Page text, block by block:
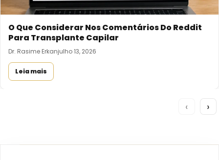
O Que Considerar Nos Comentários Do Reddit
Para Transplante Capilar
Dr. Rasime Erkanjulho 13, 2026
Leia mais
‹ ›